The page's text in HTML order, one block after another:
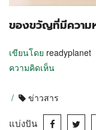
ของขวัญที่มีความ
เขียนโดย readyplanet
ความคิดเห็น
/ ข่าวสาร
แบ่งปัน